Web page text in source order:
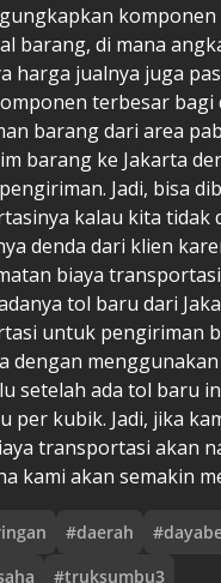
barang, di mana
harga jualnya juga
terbesar bagi
barang dari area
barang ke Jakarta
Jadi, bisa
kalau kita tidak
denda dari klien
biaya
tol baru dari
untuk pengiriman
dengan
setelah ada tol baru
per kubik. Jadi, jika
transportasi akan
kami akan semakin
#daerah #
#truksumbu3